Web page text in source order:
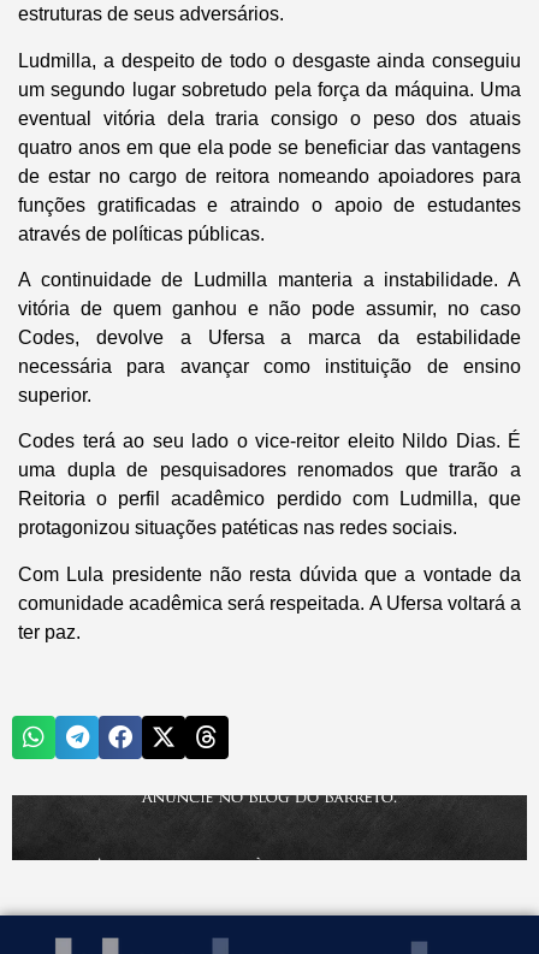
estruturas de seus adversários.
Ludmilla, a despeito de todo o desgaste ainda conseguiu
um segundo lugar sobretudo pela força da máquina. Uma
eventual vitória dela traria consigo o peso dos atuais
quatro anos em que ela pode se beneficiar das vantagens
de estar no cargo de reitora nomeando apoiadores para
funções gratificadas e atraindo o apoio de estudantes
através de políticas públicas.
A continuidade de Ludmilla manteria a instabilidade. A
vitória de quem ganhou e não pode assumir, no caso
Codes, devolve a Ufersa a marca da estabilidade
necessária para avançar como instituição de ensino
superior.
Codes terá ao seu lado o vice-reitor eleito Nildo Dias. É
uma dupla de pesquisadores renomados que trarão a
Reitoria o perfil acadêmico perdido com Ludmilla, que
protagonizou situações patéticas nas redes sociais.
Com Lula presidente não resta dúvida que a vontade da
comunidade acadêmica será respeitada. A Ufersa voltará a
ter paz.